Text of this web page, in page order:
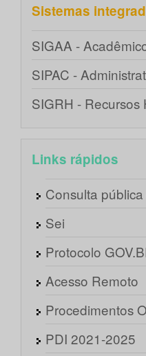
Sistemas
SIGAA -
SIPAC -
SIGRH - Recursos
Links rápidos
Consulta
Sei
Protocolo
Acesso Remoto
Procedimentos
PDI 2021-2025